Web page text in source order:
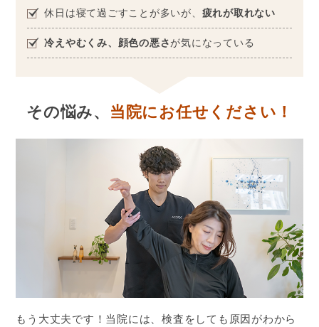
休日は寝て過ごすことが多いが、 疲れが取れない
冷えやむくみ、顔色の悪さが気になっている
その悩み、 当院にお任せください！
もう大丈夫です！当院には、検査をしても原因がわから